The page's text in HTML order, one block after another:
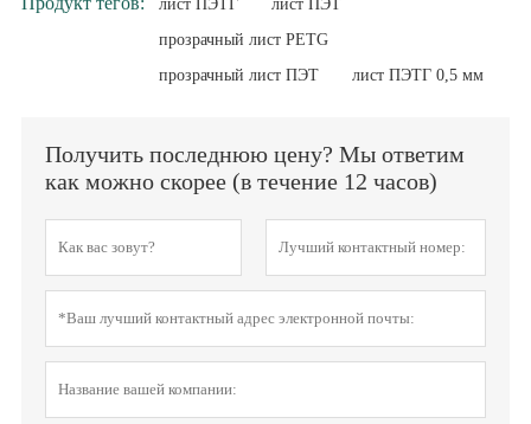
лист ПЭТГ
лист ПЭТ
прозрачный лист PETG
прозрачный лист ПЭТ
лист ПЭТГ 0,5 мм
Получить последнюю цену? Мы ответим
как можно скорее (в течение 12 часов)